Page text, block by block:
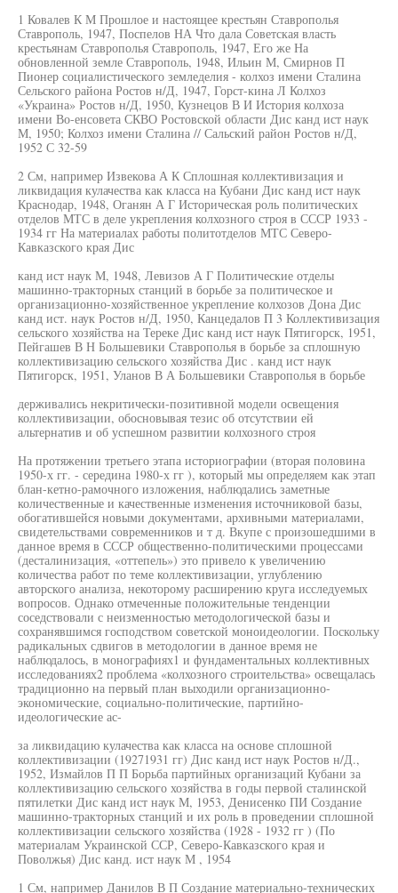
1 Ковалев К М Прошлое и настоящее крестьян Ставрополья
Ставрополь, 1947, Поспелов НА Что дала Советская власть
крестьянам Ставрополья Ставрополь, 1947, Его же На
обновленной земле Ставрополь, 1948, Ильин М, Смирнов П
Пионер социалистического земледелия - колхоз имени Сталина
Сельского района Ростов н/Д, 1947, Горст-кина Л Колхоз
«Украина» Ростов н/Д, 1950, Кузнецов В И История колхоза
имени Во-енсовета СКВО Ростовской области Дис канд ист наук
М, 1950; Колхоз имени Сталина // Сальский район Ростов н/Д,
1952 С 32-59
2 См, например Извекова А К Сплошная коллективизация и
ликвидация кулачества как класса на Кубани Дис канд ист наук
Краснодар, 1948, Оганян А Г Историческая роль политических
отделов МТС в деле укрепления колхозного строя в СССР 1933 -
1934 гг На материалах работы политотделов МТС Северо-
Кавказского края Дис
канд ист наук М, 1948, Левизов А Г Политические отделы
машинно-тракторных станций в борьбе за политическое и
организационно-хозяйственное укрепление колхозов Дона Дис
канд ист. наук Ростов н/Д, 1950, Канцедалов П 3 Коллективизация
сельского хозяйства на Тереке Дис канд ист наук Пятигорск, 1951,
Пейгашев В Н Большевики Ставрополья в борьбе за сплошную
коллективизацию сельского хозяйства Дис . канд ист наук
Пятигорск, 1951, Уланов В А Большевики Ставрополья в борьбе
держивались некритически-позитивной модели освещения
коллективизации, обосновывая тезис об отсутствии ей
альтернатив и об успешном развитии колхозного строя
На протяжении третьего этапа историографии (вторая половина
1950-х гг. - середина 1980-х гг ), который мы определяем как этап
блан-кетно-рамочного изложения, наблюдались заметные
количественные и качественные изменения источниковой базы,
обогатившейся новыми документами, архивными материалами,
свидетельствами современников и т д. Вкупе с произошедшими в
данное время в СССР общественно-политическими процессами
(десталинизация, «оттепель») это привело к увеличению
количества работ по теме коллективизации, углублению
авторского анализа, некоторому расширению круга исследуемых
вопросов. Однако отмеченные положительные тенденции
соседствовали с неизменностью методологической базы и
сохранявшимся господством советской моноидеологии. Поскольку
радикальных сдвигов в методологии в данное время не
наблюдалось, в монографиях1 и фундаментальных коллективных
исследованиях2 проблема «колхозного строительства» освещалась
традиционно на первый план выходили организационно-
экономические, социально-политические, партийно-
идеологические ас-
за ликвидацию кулачества как класса на основе сплошной
коллективизации (19271931 гг) Дис канд ист наук Ростов н/Д.,
1952, Измайлов П П Борьба партийных организаций Кубани за
коллективизацию сельского хозяйства в годы первой сталинской
пятилетки Дис канд ист наук М, 1953, Денисенко ПИ Создание
машинно-тракторных станций и их роль в проведении сплошной
коллективизации сельского хозяйства (1928 - 1932 гг ) (По
материалам Украинской ССР, Северо-Кавказского края и
Поволжья) Дис канд. ист наук М , 1954
1 См, например Данилов В П Создание материально-технических